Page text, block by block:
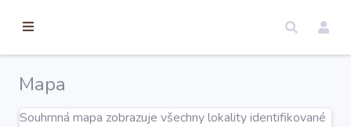
Úvod
Mapa
Souhrnná mapa zobrazuje všechny lokality identifikované